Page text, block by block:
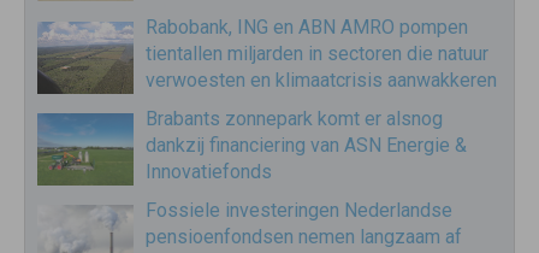
Rabobank, ING en ABN AMRO pompen
tientallen miljarden in sectoren die natuur
verwoesten en klimaatcrisis aanwakkeren
Brabants zonnepark komt er alsnog
dankzij financiering van ASN Energie &
Innovatiefonds
Fossiele investeringen Nederlandse
pensioenfondsen nemen langzaam af